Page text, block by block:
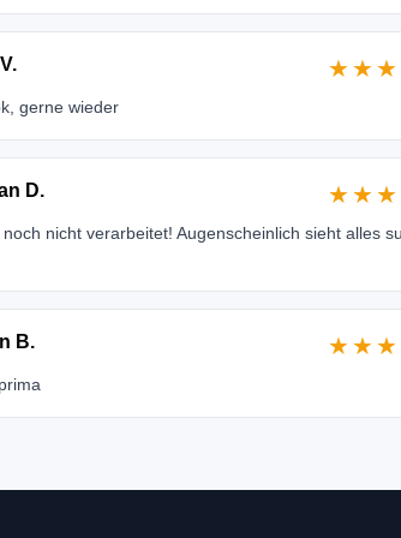
gerne wieder
D.
noch nicht verarbeitet! Augenscheinlich sieht alles
B.